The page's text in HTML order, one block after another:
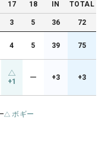
17 18 IN TOTAL
3 5 36 72
4 5 39 75
+1 ー +3 +3
ボギー